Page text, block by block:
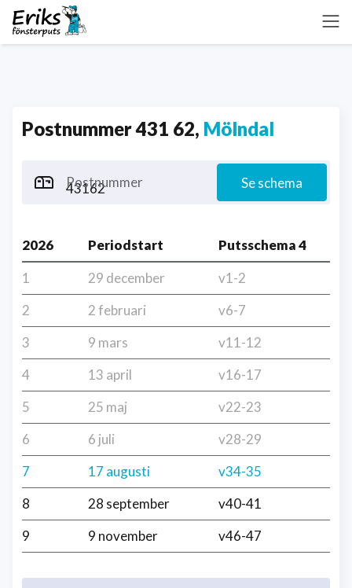
Postnummer 431 62, Mölndal
Postnummer Se schema
2026 Periodstart
Putsschema 4
1
29 december
v1-2
2
2 februari
v6-7
3
9 mars
v11-12
4
13 april
v16-17
5
25 maj
v22-23
6
6 juli
v28-29
7
17 augusti
v34-35
8
28 september
v40-41
9
9 november v46-47